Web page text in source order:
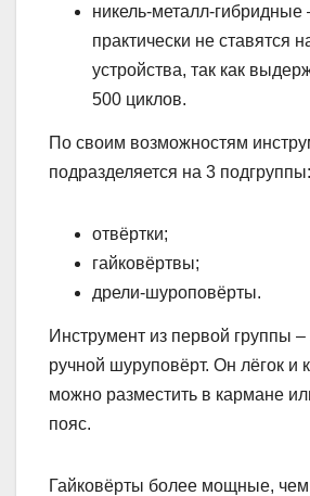
никель-металл-гибридные
практически не ставятся
устройства, так как
500 циклов.
По своим возможностям
подразделяется на 3 подгруппы:
отвёртки;
гайковёртвы;
дрели-шуроповёрты.
Инструмент из первой группы –
ручной шуруповёрт. Он лёгок и
можно разместить в кармане
пояс.
Гайковёрты более мощные,